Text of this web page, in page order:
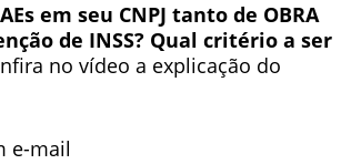
em seu CNPJ tanto de OBRA
de INSS? Qual critério a ser
no vídeo a explicação do
e-mail